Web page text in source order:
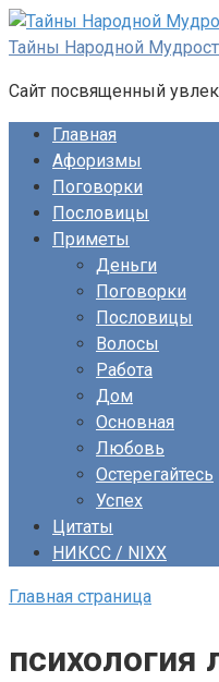
Перейти
к
Тайны Народной
Сайт посвященный
Главная
Афоризмы
Поговорки
Пословицы
Приметы
Деньги
Поговорки
Пословицы
Волосы
Работа
Дом
Основная
Любовь
Остерегайтесь
Успех
Цитаты
НИКСС / NIXX
Главная страница
психология